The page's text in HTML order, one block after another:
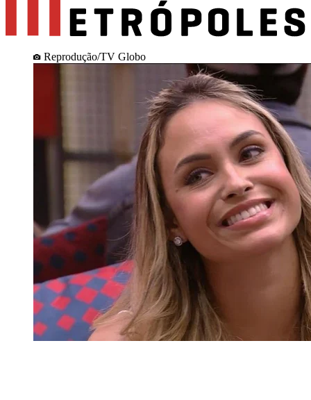
Reprodução/TV Globo